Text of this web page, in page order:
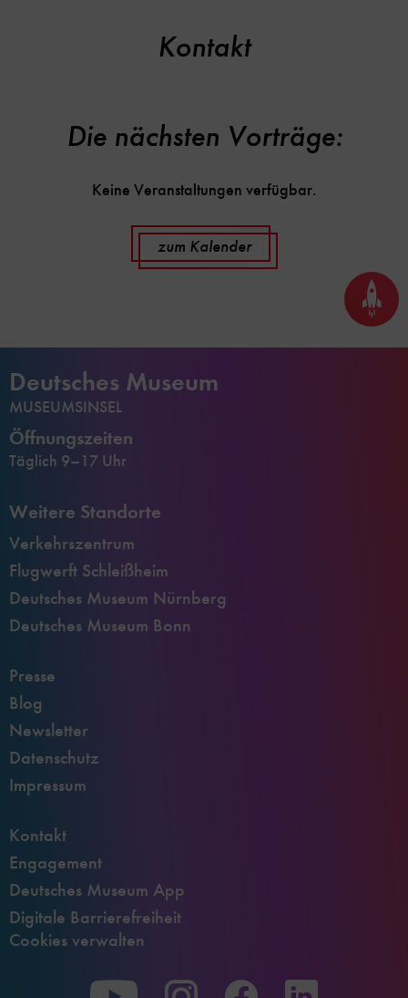
Kontakt
Die nächsten Vorträge:
Keine Veranstaltungen verfügbar.
zum Kalender
Seite
nach
oben
Deutsches Museum
MUSEUMSINSEL
Öffnungszeiten
Täglich 9–17 Uhr
Weitere Standorte
Verkehrszentrum
Flugwerft Schleißheim
Deutsches Museum Nürnberg
Deutsches Museum Bonn
Presse
Blog
Newsletter
Datenschutz
Impressum
Kontakt
Engagement
Deutsches Museum App
Digitale Barrierefreiheit
Cookies verwalten
Zu Zu Zu